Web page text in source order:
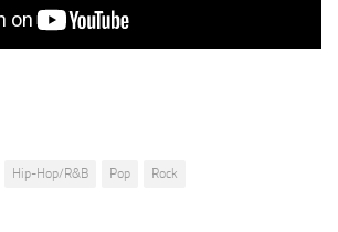
Hip-Hop/R&B Pop Rock